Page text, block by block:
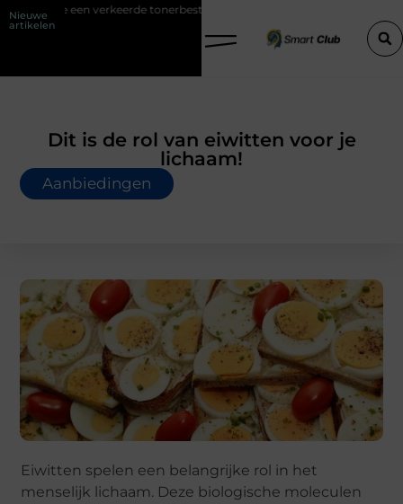
Nieuwe
artikelen
tonerbestelling bij HP printers
Dit is de rol van eiwitten voor je
lichaam!
Aanbiedingen
Eiwitten spelen een belangrijke rol in het
menselijk lichaam. Deze biologische moleculen